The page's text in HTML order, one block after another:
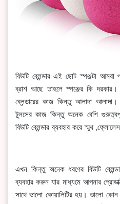
বিউটি ব্লেন্ডার এই ছোট স্পঞ্জটা
ব্রাশ আছে তাহলে স্পঞ্জের কি দরকার।
ব্লেন্ডারের কাজ কিন্তু আলাদা
টুলসের কাজ কিন্তু অনেক বেশি
বিউটি ব্লেন্ডার ব্যবহার করে স্মুথ
এখন কিন্তু অনেক ধরণের বিউটি
ব্যবহার করুন যার মাধ্যমে আপনার
সাথে ভালো কোয়ালিটির হয়। ভালো কোন